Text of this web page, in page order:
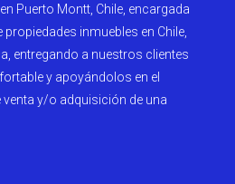
Puerto Montt, Chile, encargada
inmuebles en Chile,
entregando a nuestros clientes
y apoyándolos en el
y/o adquisición de una